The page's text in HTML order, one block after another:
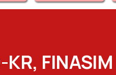
KR, FINASIM